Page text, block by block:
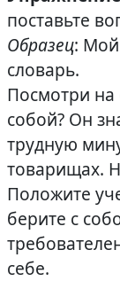
поставьте
Образец: Мой
словарь.
Посмотри на
собой? Он
трудную
товарищах.
Положите
берите с
себе.